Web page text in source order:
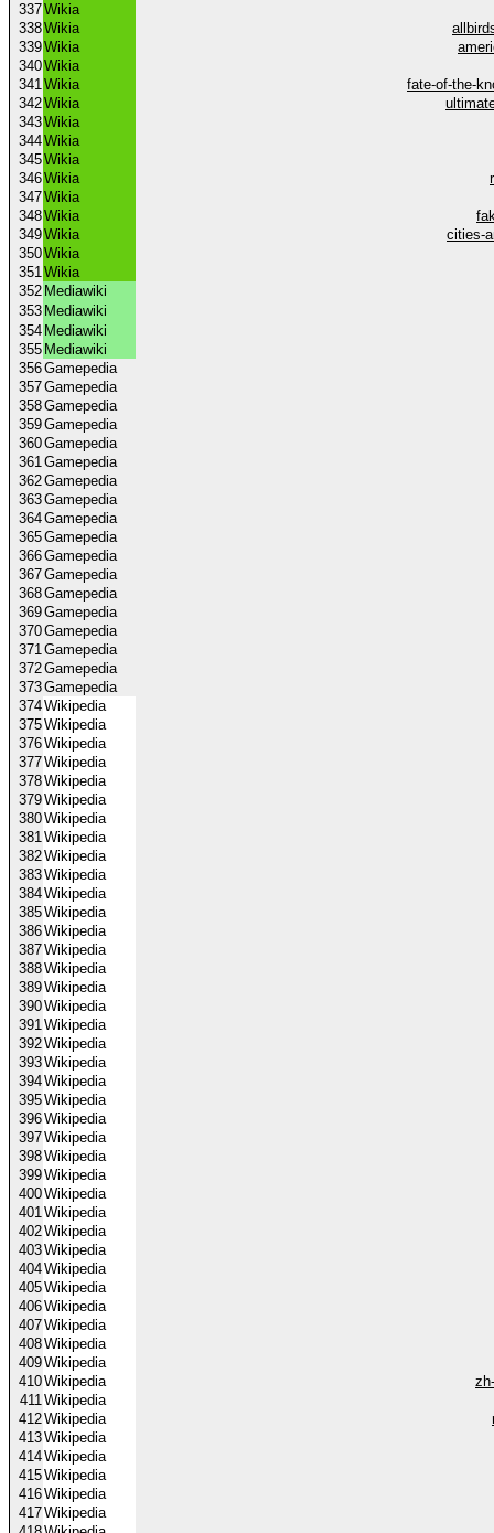
337Wikia
338Wikia
339Wikia
340Wikia
341Wikia
fate-of-the-
342Wikia
343Wikia
344Wikia
345Wikia
346Wikia
347Wikia
348Wikia
349Wikia
cities-
350Wikia
351Wikia
352 Mediawiki
353 Mediawiki
354 Mediawiki
355 Mediawiki
356Gamepedia
357Gamepedia
358Gamepedia
359Gamepedia
360Gamepedia
361Gamepedia
362Gamepedia
363Gamepedia
364Gamepedia
365Gamepedia
366Gamepedia
367Gamepedia
368Gamepedia
369Gamepedia
370Gamepedia
371Gamepedia
372Gamepedia
373Gamepedia
374Wikipedia
375Wikipedia
376Wikipedia
377Wikipedia
378Wikipedia
379Wikipedia
380Wikipedia
381Wikipedia
382Wikipedia
383Wikipedia
384Wikipedia
385Wikipedia
386Wikipedia
387Wikipedia
388Wikipedia
389Wikipedia
390Wikipedia
391Wikipedia
392Wikipedia
393Wikipedia
394Wikipedia
395Wikipedia
396Wikipedia
397Wikipedia
398Wikipedia
399Wikipedia
400Wikipedia
401Wikipedia
402Wikipedia
403Wikipedia
404Wikipedia
405Wikipedia
406Wikipedia
407Wikipedia
408Wikipedia
409Wikipedia
410Wikipedia
411Wikipedia
412Wikipedia
413Wikipedia
414Wikipedia
415Wikipedia
416Wikipedia
417Wikipedia